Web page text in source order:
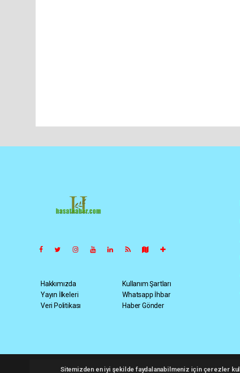
Sitemizden en iyi şekilde faydalanabilmeniz için çerezler
Hakkımızda
Yayın İlkeleri
Veri Politikası
Kullanım Şartları
Whatsapp İhbar
Haber Gönder
Hasathaber.com Tüm hakları saklı tutulmaktadır. Copyright 2026 ©